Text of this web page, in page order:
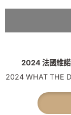
2024 法國維
2024 WHAT THE